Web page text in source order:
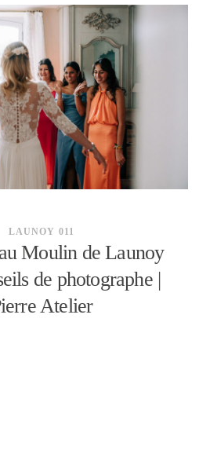
LAUNOY 011
Moulin de Launoy
de photographe |
Atelier